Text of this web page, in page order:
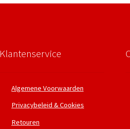
Klantenservice
Algemene Voorwaarden
Privacybeleid & Cookies
Retouren